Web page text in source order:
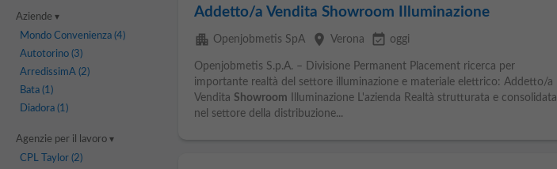
Aziende
Mondo Convenienza(4)
Autotorino(3)
ArredissimA(2)
Bata(1)
Diadora(1)
Agenzie per il lavoro
CPL Taylor(2)
Addetto/a Vendita Showroom Illuminazione
apartment Openjobmetis SpA place Verona event_available oggi
Openjobmetis S.p.A. – Divisione Permanent Placement ricerca per
importante realtà del settore illuminazione e materiale elettrico: Addetto/a
Vendita Showroom Illuminazione L'azienda Realtà strutturata e consolidata
nel settore della distribuzione...